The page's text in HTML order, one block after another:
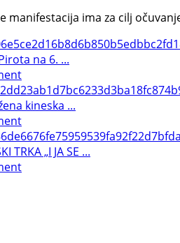
je manifestacija ima za cilj
na 6. ...
kineska ...
TRKA „I JA SE ...